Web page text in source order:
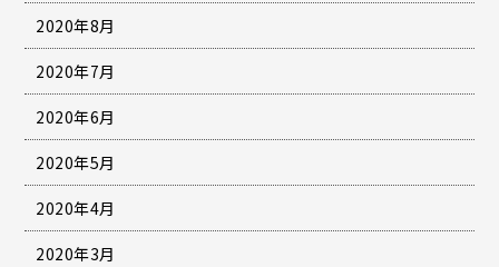
2020年8月
2020年7月
2020年6月
2020年5月
2020年4月
2020年3月